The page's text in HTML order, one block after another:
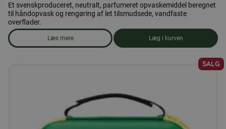
Et svenskproduceret, neutralt, parfumeret opvaskemiddel beregnet
til håndopvask og rengøring af let tilsmudsede, vandfaste
overflader.
Læs mere
om produkten Opvaskemiddel
Læg i kurven
SALG